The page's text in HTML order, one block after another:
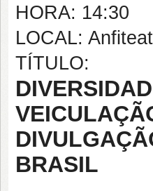
HORA: 14:30
LOCAL:
TÍTULO:
BRASIL